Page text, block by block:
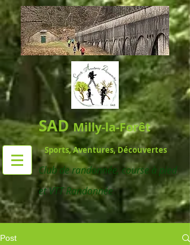
SADMilly-la-Forêt
Sports, Aventures, Découvertes
Club de randonnée,course à pied
et VTT Randonnée
Post